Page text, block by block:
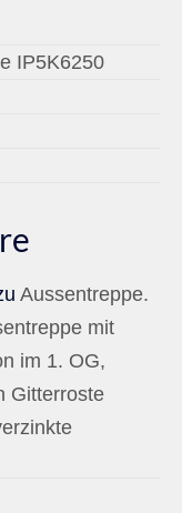
IP5K6250
Aussentreppe.
mit
im 1. OG,
Gitterroste